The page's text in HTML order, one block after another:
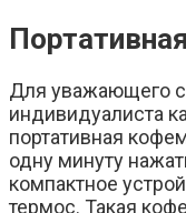
Для уважающего
индивидуалиста
портативная
одну минуту
компактное
термос. Такая